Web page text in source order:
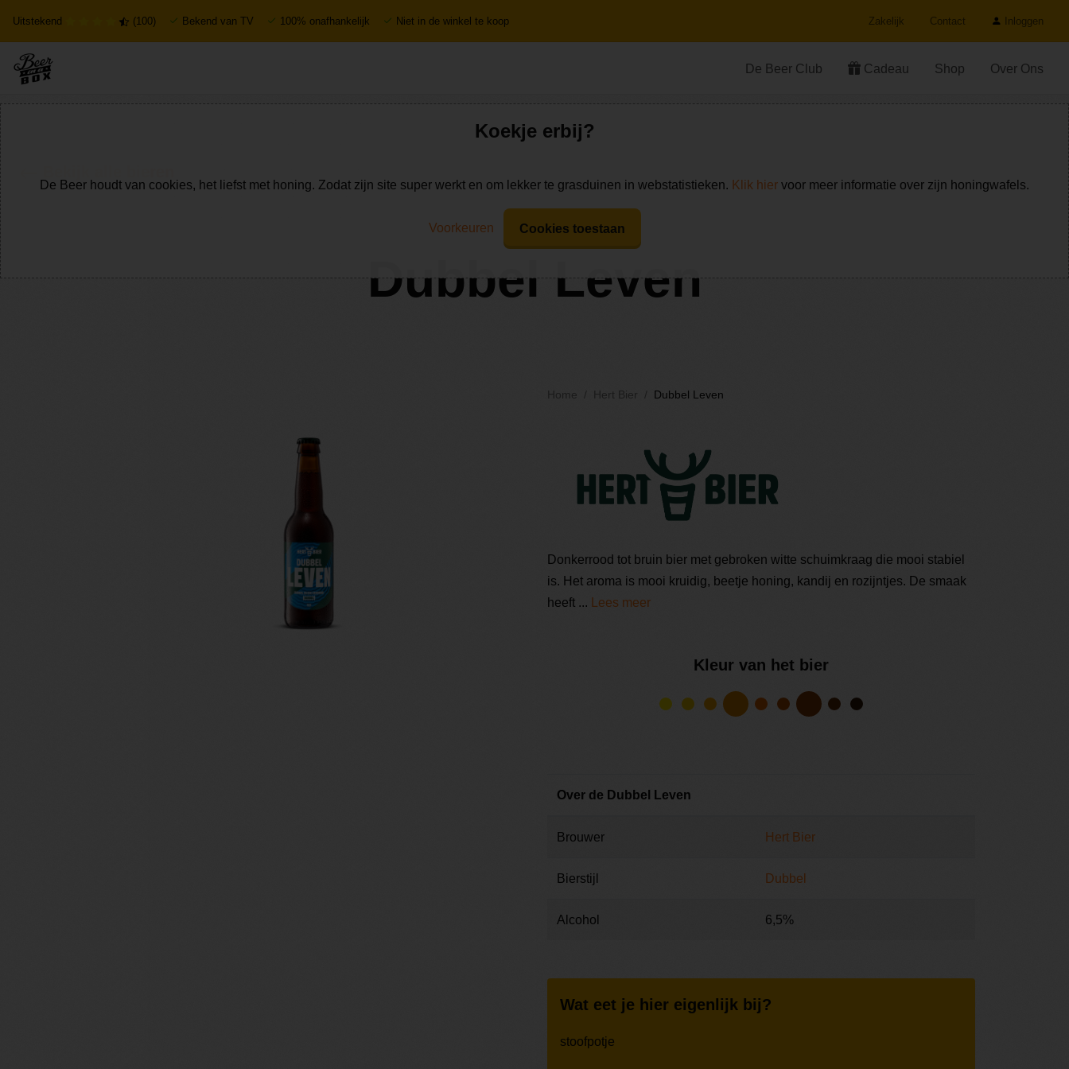
Uitstekend (100) Bekend van TV 100% onafhankelijk Niet in de winkel te koop Zakelijk Contact Inloggen
De Beer Club Cadeau Shop Over Ons
Dubbel Leven
Home Hert Bier Dubbel Leven
Donkerrood tot bruin bier met gebroken witte schuimkraag die mooi stabiel
is. Het aroma is mooi kruidig, beetje honing, kandij en rozijntjes. De smaak
heeft ... Lees meer
Kleur van het bier
Over de Dubbel Leven
Brouwer Hert Bier
Bierstijl Dubbel
Alcohol 6,5%
Wat eet je hier eigenlijk bij?
stoofpotje
Koekje erbij?
De Beer houdt van cookies, het liefst met honing. Zodat zijn site super werkt en om lekker te grasduinen in webstatistieken. Klik hier voor meer informatie over zijn honingwafels.
Voorkeuren Cookies toestaan